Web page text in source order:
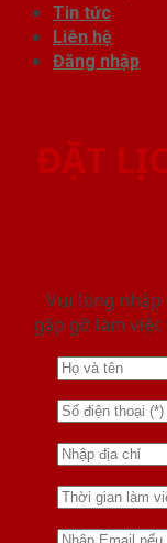
Tin tức
Liên hệ
Đăng nhập
ĐẶT
Vui lòng
gặp gỡ làm